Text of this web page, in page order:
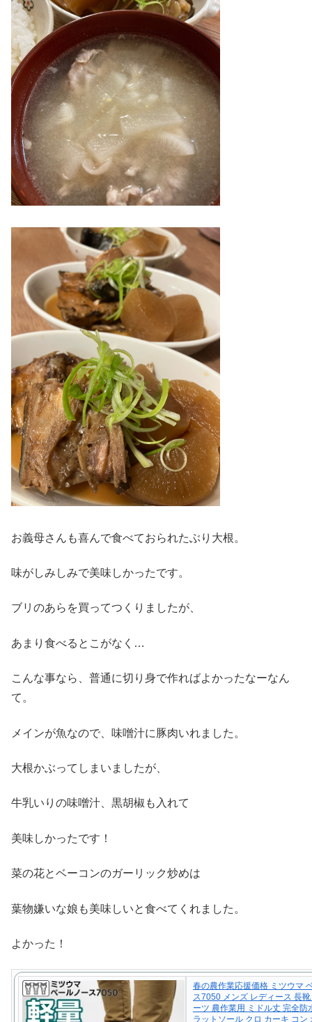
お義母さんも喜んで食べておられたぶり大根。
味がしみしみで美味しかったです。
ブリのあらを買ってつくりましたが、
あまり食べるとこがなく…
こんな事なら、普通に切り身で作ればよかったなーなん
て。
メインが魚なので、味噌汁に豚肉いれました。
大根かぶってしまいましたが、
牛乳いりの味噌汁、黒胡椒も入れて
美味しかったです！
菜の花とベーコンのガーリック炒めは
葉物嫌いな娘も美味しいと食べてくれました。
よかった！
春の農作業応援価格 ミツウマ
ス7050 メンズ レディース 長
ーツ 農作業用 ミドル丈 完全防
ラットソール クロ カーキ コン